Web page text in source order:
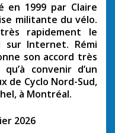
en 1999 par Claire
militante du vélo.
rapidement le
sur Internet. Rémi
son accord très
convenir d’un
de Cyclo Nord-Sud,
à Montréal.
2026